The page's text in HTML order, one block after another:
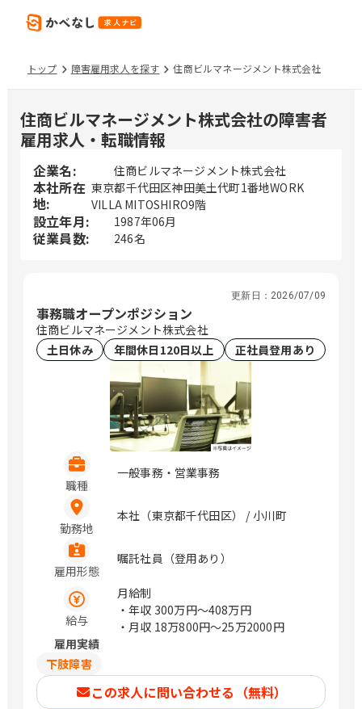
トップ 障害雇用求人を探す 住商ビルマネージメント株式会社
住商ビルマネージメント株式会社の障害者
雇用求人・転職情報
企業名: 住商ビルマネージメント株式会社
本社所在
地:
東京都千代田区神田美土代町1番地WORK
VILLA MITOSHIRO9階
設立年月: 1987年06月
従業員数: 246名
更新日： 2026/07/09
事務職オープンポジション
住商ビルマネージメント株式会社
土日休み
年間休日120日以上 正社員登用あり
職種
一般事務・営業事務
勤務地
本社（東京都千代田区） / 小川町
雇用形態
嘱託社員（登用あり）
給与
月給制
・年収 300万円〜408万円
・月収 18万800円〜25万2000円
雇用実績
下肢障害
この求人に問い合わせる（無料）